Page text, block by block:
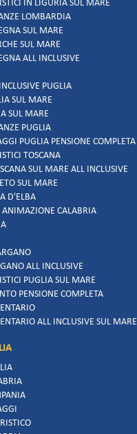
IN LIGURIA SUL MARE
LOMBARDIA
SUL MARE
SUL MARE
ALL INCLUSIVE
PUGLIA
SUL MARE
SUL MARE
PUGLIA
PUGLIA PENSIONE COMPLETA
TOSCANA
SUL MARE ALL INCLUSIVE
SUL MARE
D'ELBA
ANIMAZIONE CALABRIA
ALL INCLUSIVE
PUGLIA SUL MARE
PENSIONE COMPLETA
ALL INCLUSIVE SUL MARE